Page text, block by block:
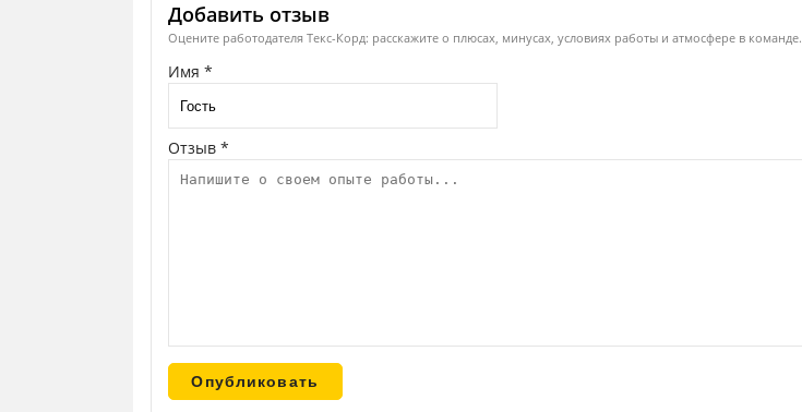
Добавить отзыв
Оцените работодателя Текс-Корд: расскажите о плюсах, минусах, условиях работы и атмосфере в команде.
Имя *
Отзыв *